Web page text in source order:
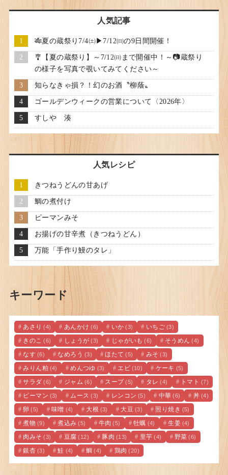
人気記事
🎋夏の蔵祭り7/4㈯▶7/12㈰の9日間開催！
🎐【夏の蔵祭り】～7/12㈰まで開催中！～📷蔵祭り
の様子を写真で覗いてみてください～
知らなきゃ損？！幻のお酒〝柳蔭〟
ゴールデンウィークの営業について〈2026年〉
すしや 湊
人気レシピ
きつねうどんの甘あげ
鯛の煮付け
ピーマンみそ
お揚げの甘辛煮（きつねうどん）
万能「手作り鰻のタレ」
キーワード
あさり (4) あんかけ (6) いか (3) いちご (3)
きのこ (6) しょうが (3) じゃがいも (6) そうめん (4)
なす (6) なめろう (3) ほたて (5) みそ (3)
みりん粕 (4) めんつゆ (3) エビ (10) ケーキ (5)
サラダ (6) ジャム (6) スープ (5) タレ (4) トマト (7)
ピーマン (3) ムース (3) レンコン (5) 中華 (6) 丼 (4)
卵 (5) 味噌 (4) 大根 (3) 大豆 (3) 照り焼き (5)
煮物 (9) 煮込み (5) 牛肉 (5) 牡蠣 (4) 生姜 (4)
肉みそ (3) 豆腐 (12) 豚肉 (13) 里芋 (4) 野菜 (6)
銀杏 (3) 鮭 (4) 鯛 (4) 鶏肉 (20)